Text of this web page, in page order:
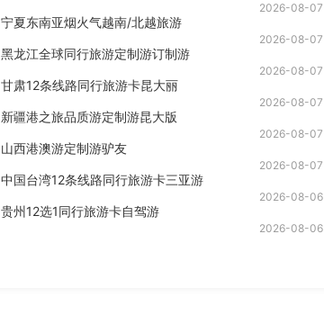
2026-08-07
宁夏东南亚烟火气越南/北越旅游
2026-08-07
黑龙江全球同行旅游定制游订制游
2026-08-07
甘肃12条线路同行旅游卡昆大丽
2026-08-07
新疆港之旅品质游定制游昆大版
2026-08-07
山西港澳游定制游驴友
2026-08-07
中国台湾12条线路同行旅游卡三亚游
2026-08-06
贵州12选1同行旅游卡自驾游
2026-08-06